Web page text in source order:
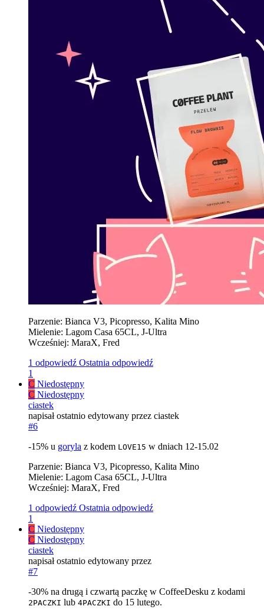
Parzenie: Bianca V3, Picopresso, Kalita Mino
Mielenie: Lagom Casa 65CL, J-Ultra
Wcześniej: MaraX, Fred
1 odpowiedź Ostatnia odpowiedź
1
C Niedostępny
C Niedostępny
ciastek
napisałostatnio edytowany przez ciastek
#6
-15% u goryla z kodem LOVE15 w dniach 12-15.02
Parzenie: Bianca V3, Picopresso, Kalita Mino
Mielenie: Lagom Casa 65CL, J-Ultra
Wcześniej: MaraX, Fred
1 odpowiedź Ostatnia odpowiedź
1
C Niedostępny
C Niedostępny
ciastek
napisałostatnio edytowany przez
#7
-30% na drugą i czwartą paczkę w CoffeeDesku z kodami
2PACZKI lub 4PACZKI do 15 lutego.